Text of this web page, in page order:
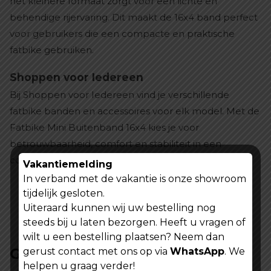
behendige rijervaring. Dit maakt de 16x4 band perfect
voor gebruikers die een compacte en praktische
fatbike gebruiken.
Shoppen voor Iedereen
Bij Shoppen voor Iedereen vind je verschillende
fatbike banden en accessoires voor elk model. Met de
Fatbike Mini Buitenband 16x4 kies je voor
betrouwbaarheid, comfort en stabiliteit in een
compact formaat.
Gerelateerde producten
Vakantiemelding
In verband met de vakantie is onze showroom
tijdelijk gesloten.
Uiteraard kunnen wij uw bestelling nog
steeds bij u laten bezorgen. Heeft u vragen of
wilt u een bestelling plaatsen? Neem dan
gerust contact met ons op via WhatsApp. We
helpen u graag verder!